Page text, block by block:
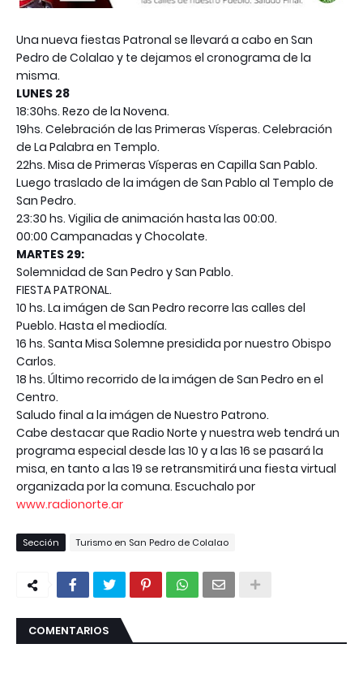
Una nueva fiestas Patronal se llevará a cabo en San
Pedro de Colalao y te dejamos el cronograma de la
misma.
LUNES 28
18:30hs. Rezo de la Novena.
19hs. Celebración de las Primeras Vísperas. Celebración
de La Palabra en Templo.
22hs. Misa de Primeras Vísperas en Capilla San Pablo.
Luego traslado de la imágen de San Pablo al Templo de
San Pedro.
23:30 hs. Vigilia de animación hasta las 00:00.
00:00 Campanadas y Chocolate.
MARTES 29:
Solemnidad de San Pedro y San Pablo.
FIESTA PATRONAL.
10 hs. La imágen de San Pedro recorre las calles del
Pueblo. Hasta el mediodía.
16 hs. Santa Misa Solemne presidida por nuestro Obispo
Carlos.
18 hs. Último recorrido de la imágen de San Pedro en el
Centro.
Saludo final a la imágen de Nuestro Patrono.
Cabe destacar que Radio Norte y nuestra web tendrá un
programa especial desde las 10 y a las 16 se pasará la
misa, en tanto a las 19 se retransmitirá una fiesta virtual
organizada por la comuna. Escuchalo por
www.radionorte.ar
Sección Turismo en San Pedro de Colalao
COMENTARIOS